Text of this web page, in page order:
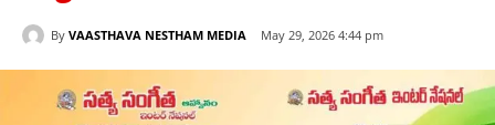
By VAASTHAVA NESTHAM MEDIA May 29, 2026 4:44 pm